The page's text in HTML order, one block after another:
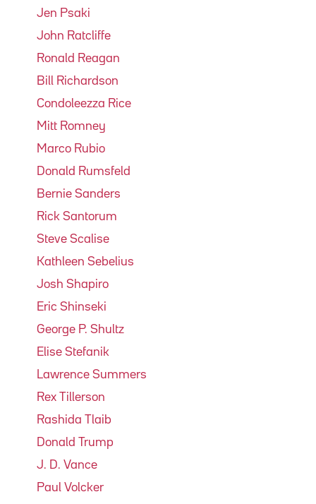
Jen Psaki
John Ratcliffe
Ronald Reagan
Bill Richardson
Condoleezza Rice
Mitt Romney
Marco Rubio
Donald Rumsfeld
Bernie Sanders
Rick Santorum
Steve Scalise
Kathleen Sebelius
Josh Shapiro
Eric Shinseki
George P. Shultz
Elise Stefanik
Lawrence Summers
Rex Tillerson
Rashida Tlaib
Donald Trump
J. D. Vance
Paul Volcker